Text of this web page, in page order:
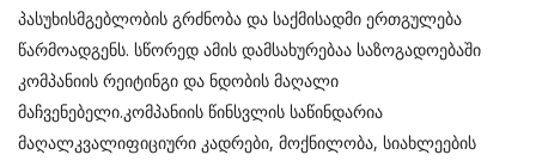
პასუხისმგებლობის გრძნობა და საქმისადმი ერთგულება
წარმოადგენს. სწორედ ამის დამსახურებაა საზოგადოებაში
კომპანიის რეიტინგი და ნდობის მაღალი
მაჩვენებელი.კომპანიის წინსვლის საწინდარია
მაღალკვალიფიციური კადრები, მოქნილობა, სიახლეების